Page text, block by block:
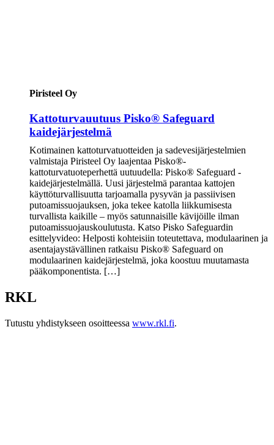
Piristeel Oy
Kattoturvauutuus Pisko® Safeguard
kaidejärjestelmä
Kotimainen kattoturvatuotteiden ja sadevesijärjestelmien
valmistaja Piristeel Oy laajentaa Pisko®-
kattoturvatuoteperhettä uutuudella: Pisko® Safeguard -
kaidejärjestelmällä. Uusi järjestelmä parantaa kattojen
käyttöturvallisuutta tarjoamalla pysyvän ja passiivisen
putoamissuojauksen, joka tekee katolla liikkumisesta
turvallista kaikille – myös satunnaisille kävijöille ilman
putoamissuojauskoulutusta. Katso Pisko Safeguardin
esittelyvideo: Helposti kohteisiin toteutettava, modulaarinen ja
asentajaystävällinen ratkaisu Pisko® Safeguard on
modulaarinen kaidejärjestelmä, joka koostuu muutamasta
pääkomponentista. […]
RKL
Tutustu yhdistykseen osoitteessa www.rkl.fi.